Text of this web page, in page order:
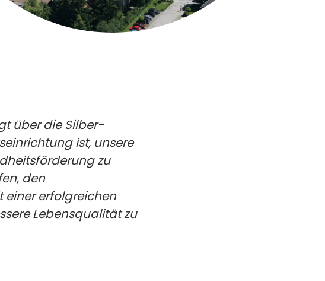
über die Silber-
ist, unsere
zu
den
einer erfolgreichen
Lebensqualität zu